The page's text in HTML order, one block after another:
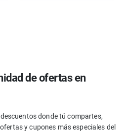
de ofertas en
donde tú compartes,
y cupones más especiales del